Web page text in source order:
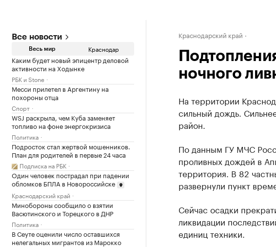
Все новости
Весь мир Краснодар
Каким будет новый эпицентр деловой
активности на Ходынке
РБК и Stone
Месси прилетел в Аргентину на
похороны отца
Спорт
WSJ раскрыла, чем Куба заменяет
топливо на фоне энергокризиса
Политика
Подросток стал жертвой мошенников.
План для родителей в первые 24 часа
Подписка на РБК
Один человек пострадал при падении
обломков БПЛА в Новороссийске
Краснодарский край
Минобороны сообщило о взятии
Васютинского и Торецкого в ДНР
Политика
В Сеуте оценили число оставшихся
нелегальных мигрантов из Марокко
Краснодарский край
ночного
На территории
сильный дождь.
район.
По данным ГУ МЧС
проливных дождей в
территория. В 82
развернули пункт
Сейчас осадки
ликвидации
единиц техники.